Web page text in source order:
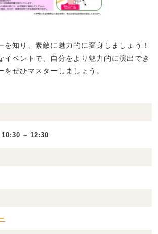
を知り、素敵に魅力的に変身しましょう！
イベントで、自分をより魅力的に演出でき
をぜひマスターしましょう。
10:30 ~ 12:30